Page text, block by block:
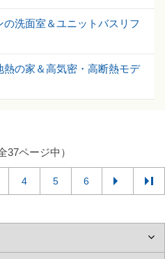
の洗面室＆ユニットバスリフ
熱の家＆高気密・高断熱モデ
37ページ中）
4 5 6